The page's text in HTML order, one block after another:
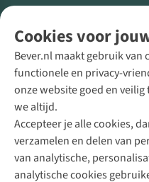
Cookies voor
Bever.nl maakt gebruik van
functionele en privacy-
onze website goed en
we altijd.
Accepteer je alle cookies,
verzamelen en delen van
van analytische,
analytische cookies
Direct advies van een
+31 (0)85 888 50 88
+31 6 12 28 49 80
Contactformulier